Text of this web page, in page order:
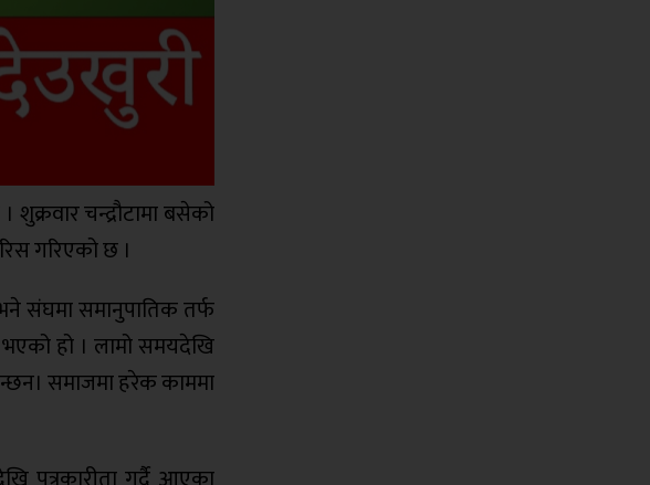
चन्द्रौटामा बसेको
गरिएको छ ।
संघमा समानुपातिक तर्फ
हो । लामो समयदेखि
समाजमा हरेक काममा